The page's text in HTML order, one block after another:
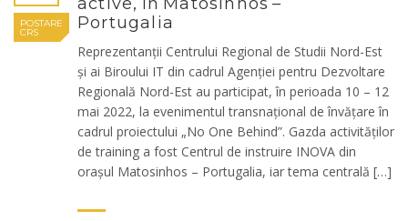
POSTARE
CRS
Portugalia
Reprezentanții Centrului Regional de Studii Nord-Est
și ai Biroului IT din cadrul Agenției pentru Dezvoltare
Regională Nord-Est au participat, în perioada 10 – 12
mai 2022, la evenimentul transnațional de învățare în
cadrul proiectului „No One Behind”. Gazda activităților
de training a fost Centrul de instruire INOVA din
orașul Matosinhos – Portugalia, iar tema centrală […]